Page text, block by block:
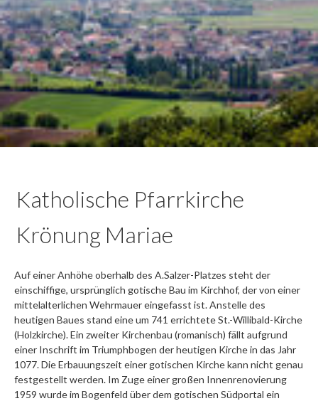
Katholische Pfarrkirche
Krönung Mariae
Auf einer Anhöhe oberhalb des A.Salzer-Platzes steht der
einschiffige, ursprünglich gotische Bau im Kirchhof, der von einer
mittelalterlichen Wehrmauer eingefasst ist. Anstelle des
heutigen Baues stand eine um 741 errichtete St.-Willibald-Kirche
(Holzkirche). Ein zweiter Kirchenbau (romanisch) fällt aufgrund
einer Inschrift im Triumphbogen der heutigen Kirche in das Jahr
1077. Die Erbauungszeit einer gotischen Kirche kann nicht genau
festgestellt werden. Im Zuge einer großen Innenrenovierung
1959 wurde im Bogenfeld über dem gotischen Südportal ein